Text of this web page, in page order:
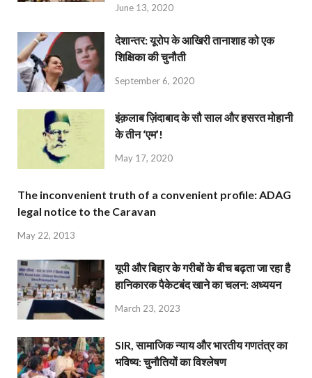
June 13, 2020
देशान्‍तर: यूरोप के आखिरी तानाशाह को एक
शिक्षिका की चुनौती
September 6, 2020
इंक़लाब ज़िंदाबाद के सौ साल और हसरत मोहानी
के तीन ‘एम’!
May 17, 2020
The inconvenient truth of a convenient profile: ADAG
legal notice to the Caravan
May 22, 2013
यूपी और बिहार के गरीबों के बीच बढ़ता जा रहा है
हानिकारक पैकेटबंद खाने का चलन: अध्ययन
March 23, 2023
SIR, सामाजिक न्याय और भारतीय गणतंत्र का
भविष्य: चुनौतियों का विश्लेषण